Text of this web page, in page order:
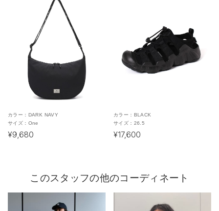
カラー： DARK NAVY
サイズ： One
¥9,680
カラー： BLACK
サイズ： 26.5
¥17,600
このスタッフの他のコーディネート